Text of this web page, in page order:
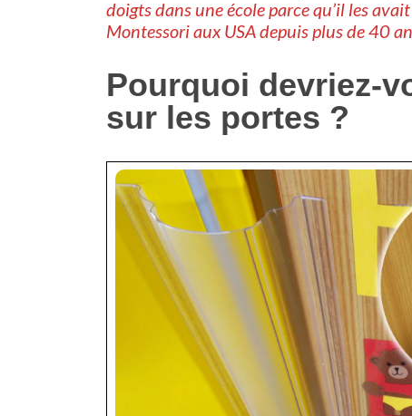
doigts dans une école parce qu’il les
Montessori aux USA depuis plus de 40
Pourquoi devriez-
sur les portes ?